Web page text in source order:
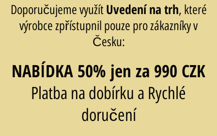
Doporučujeme využítUvedení na trh, které
výrobce zpřístupnil pouze pro zákazníky v
Česku:
NABÍDKA 50% jen za 990 CZK
Platba na dobírku a Rychlé
doručení